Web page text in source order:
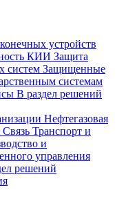
устройств
КИИ Защита
систем Защищенные
системам
В раздел решений
Нефтегазовая
Связь Транспорт и
и
управления
решений